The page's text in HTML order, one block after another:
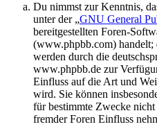
Du nimmst zur Kenntnis,
unter der „GNU General
bereitgestellten Foren-
(www.phpbb.com) handelt;
werden durch die
www.phpbb.de zur
Einfluss auf die Art und
wird. Sie können
für bestimmte Zwecke
fremder Foren Einfluss